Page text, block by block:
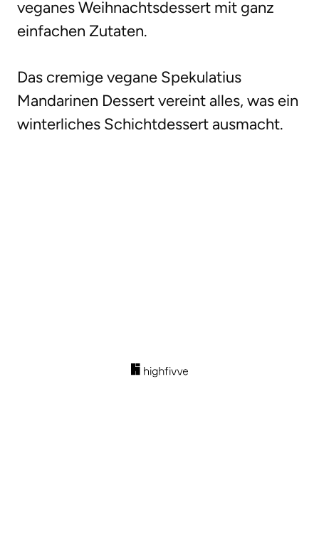
veganes Weihnachtsdessert mit ganz
einfachen Zutaten.
Das cremige vegane Spekulatius
Mandarinen Dessert vereint alles, was ein
winterliches Schichtdessert ausmacht.